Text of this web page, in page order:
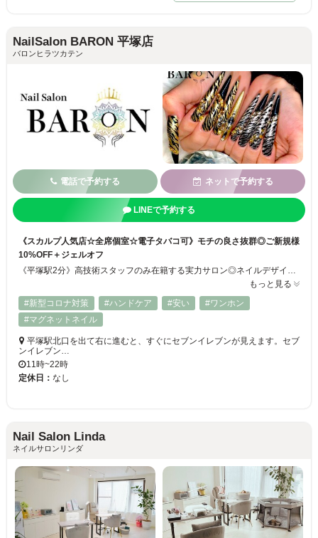
NailSalon BARON 平塚店
バロンヒラツカテン
電話で予約する ネットで予約する
LINEで予約する
《スカルプ人気店☆全席個室☆電子タバコ可》モチの良さ抜群◎ご新規様
10%OFF＋ジェルオフ
もっと見る
#新型コロナ対策
#ハンドケア #安い
#ワンホン
#マグネットネイル
平塚駅北口を出て右に進むと、すぐにセブンイレブンが見えます。セブ
ンイレブン…
11時~22時
定休日： なし
Nail Salon Linda
ネイルサロンリンダ